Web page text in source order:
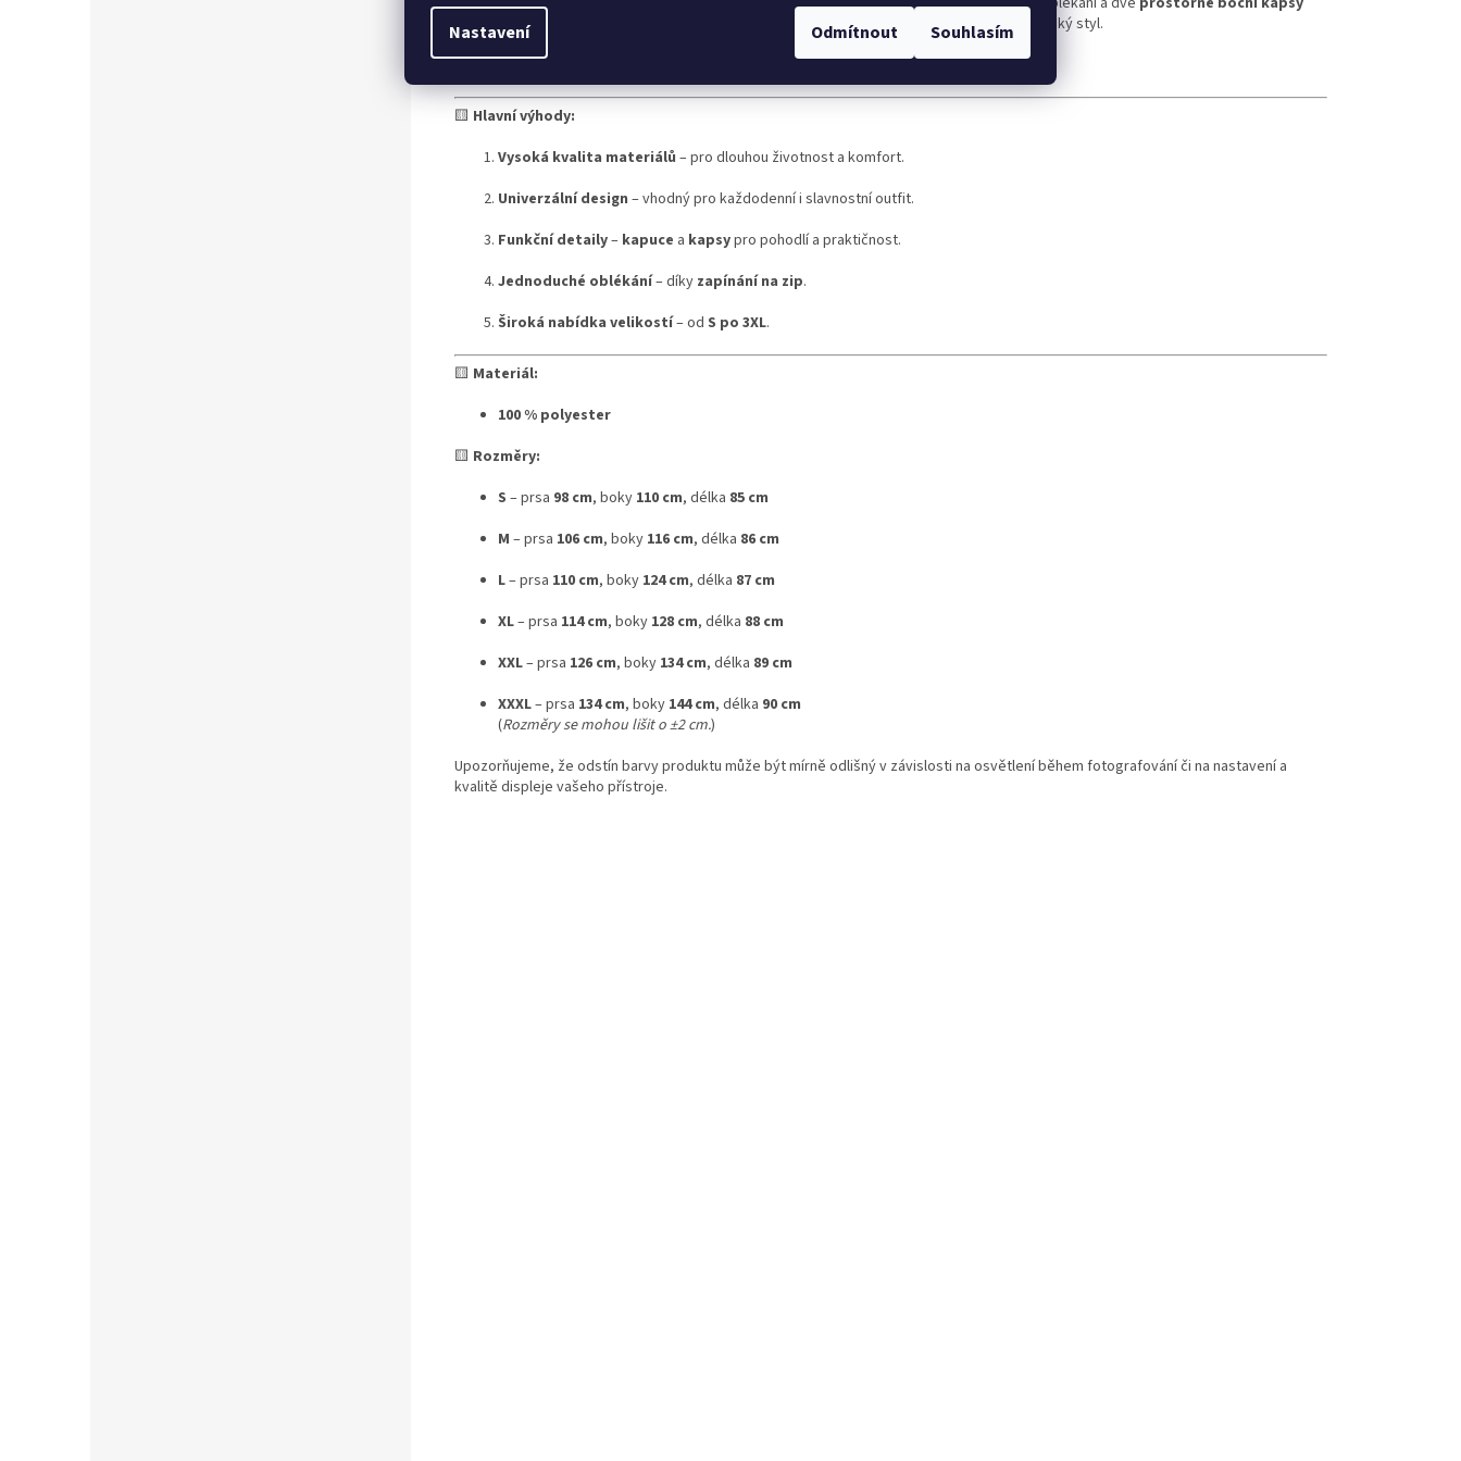
Nastavení Odmítnout Souhlasím
pro vaše každodenní potřeby. Je perfektní volbou pro každodenní nošení, cestování i městský styl.
K dispozici je ve
, takže si ji může vybrat opravdu každý.
🟨 Hlavní výhody:
Vysoká kvalita materiálů – pro dlouhou životnost a komfort.
Univerzální design – vhodný pro každodenní i slavnostní outfit.
Funkční detaily– kapuce a kapsypro pohodlí a praktičnost.
Jednoduché oblékání– díky zapínání na zip.
Široká nabídka velikostí– od S po 3XL.
🟨 Materiál:
100 % polyester
🟨 Rozměry:
S – prsa 98 cm, boky 110 cm, délka 85 cm
M – prsa 106 cm, boky 116 cm, délka 86 cm
L– prsa 110 cm, boky 124 cm, délka 87 cm
XL– prsa 114 cm, boky 128 cm, délka 88 cm
XXL– prsa 126 cm, boky 134 cm, délka 89 cm
XXXL– prsa 134 cm, boky 144 cm, délka 90 cm
(Rozměry se mohou lišit o ±2 cm.)
Upozorňujeme, že odstín barvy produktu může být mírně odlišný v závislosti na osvětlení během fotografování či na nastavení a
kvalitě displeje vašeho přístroje.